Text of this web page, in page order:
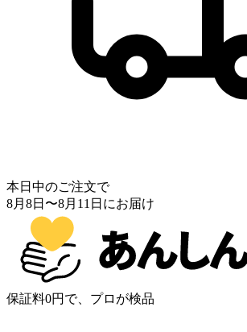
本日中のご注文で
8月8日 〜8月11日 にお届け
保証料0円で、プロが検品